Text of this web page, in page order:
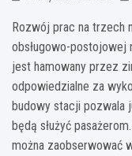
Rozwój prac na trzech
obsługowo-postojowej
jest hamowany przez
odpowiedzialne za
budowy stacji pozwala
będą służyć
można zaobserwować